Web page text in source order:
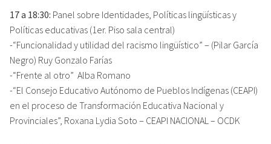
17 a 18:30: Panel sobre Identidades, Políticas lingüísticas y
Políticas educativas (1er. Piso sala central)
-“Funcionalidad y utilidad del racismo lingüístico” – (Pilar García
Negro) Ruy Gonzalo Farías
-“Frente al otro” Alba Romano
-“El Consejo Educativo Autónomo de Pueblos Indígenas (CEAPI)
en el proceso de Transformación Educativa Nacional y
Provinciales”, Roxana Lydia Soto – CEAPI NACIONAL – OCDK